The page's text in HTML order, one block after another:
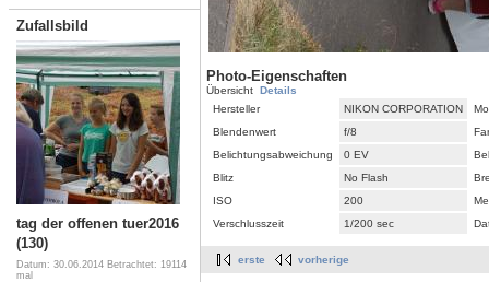
Zufallsbild
tag der offenen tuer2016
(130)
Datum: 30.06.2014 Betrachtet: 19114
mal
Photo-Eigenschaften
Übersicht Details
Hersteller
NIKON CORPORATION
Blendenwert
f/8
Belichtungsabweichung
0 EV
Blitz
No Flash
ISO
200
Verschlusszeit
1/200 sec
erste vorherige